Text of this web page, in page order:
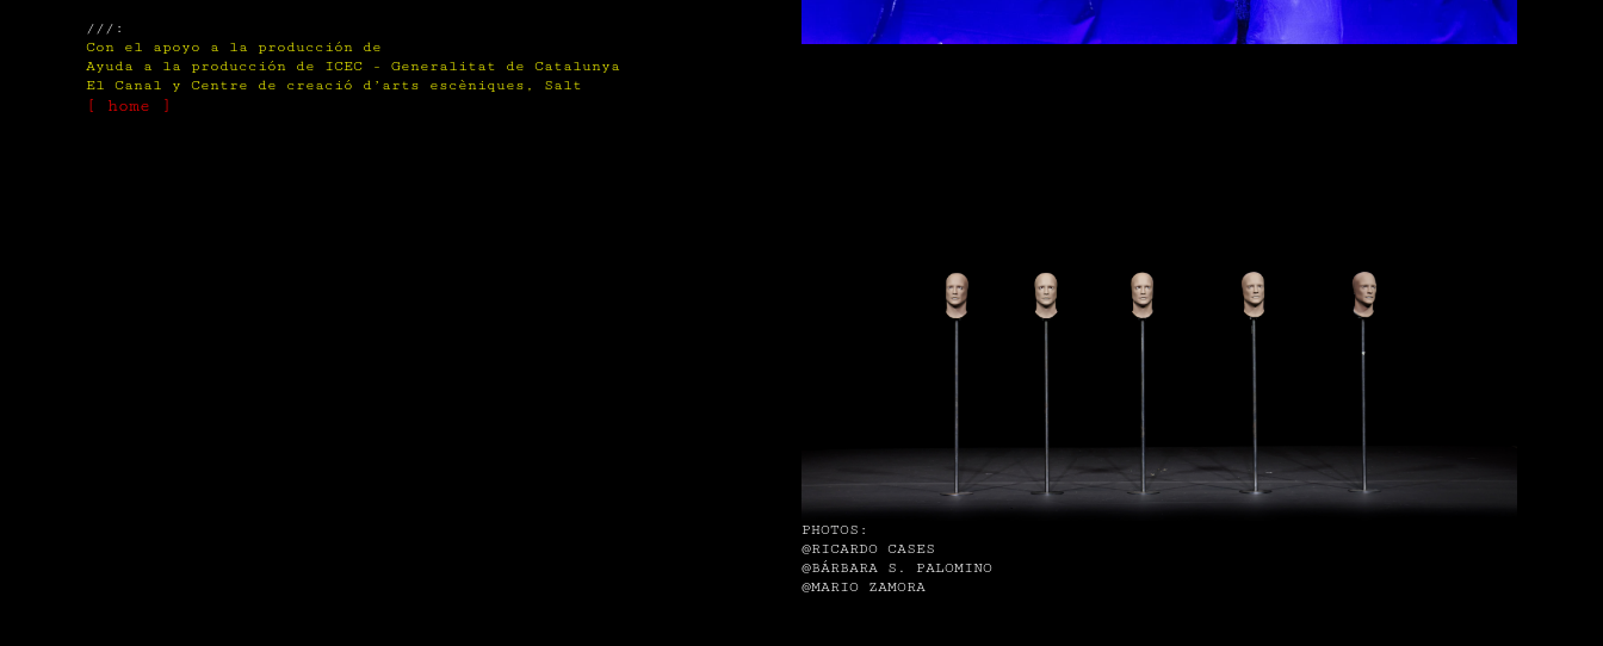
///:
Con el apoyo a la producción de
Ayuda a la producción de ICEC - Generalitat de Catalunya
El Canal y Centre de creació d’arts escèniques, Salt
[ home ]
PHOTOS:
@RICARDO CASES
@BÁRBARA S. PALOMINO
@MARIO ZAMORA